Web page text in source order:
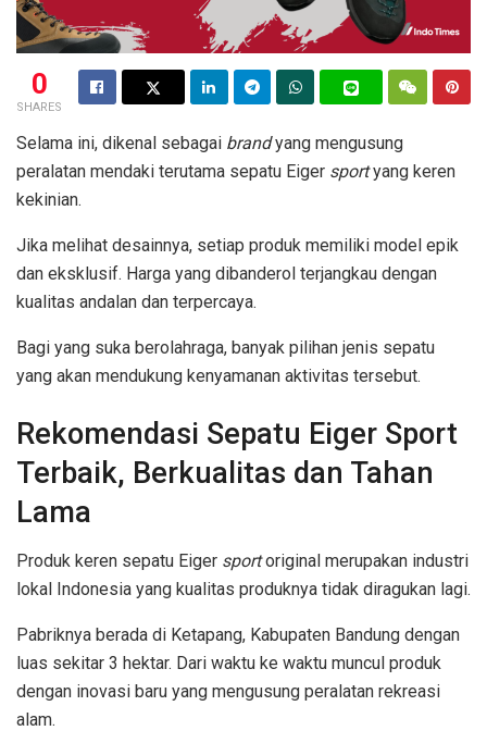
0
SHARES
Selama ini, dikenal sebagai brandyang mengusung
peralatan mendaki terutama sepatu Eiger sportyang keren
kekinian.
Jika melihat desainnya, setiap produk memiliki model epik
dan eksklusif. Harga yang dibanderol terjangkau dengan
kualitas andalan dan terpercaya.
Bagi yang suka berolahraga, banyak pilihan jenis sepatu
yang akan mendukung kenyamanan aktivitas tersebut.
Rekomendasi Sepatu Eiger Sport
Terbaik, Berkualitas dan Tahan
Lama
Produk keren sepatu Eiger sportoriginal merupakan industri
lokal Indonesia yang kualitas produknya tidak diragukan lagi.
Pabriknya berada di Ketapang, Kabupaten Bandung dengan
luas sekitar 3 hektar. Dari waktu ke waktu muncul produk
dengan inovasi baru yang mengusung peralatan rekreasi
alam.